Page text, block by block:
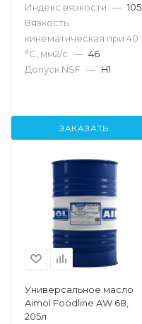
Индекс вязкости — 105
Вязкость
кинематическая при 40
°С, мм2/с — 46
Допуск NSF — H1
ЗАКАЗАТЬ
Универсальное масло
Aimol Foodline AW 68,
205л